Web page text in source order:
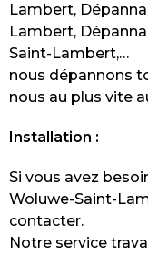
Lambert,
Lambert,
Saint-Lambert,…
nous dépannons
nous au plus vite
Installation :
Si vous avez
Woluwe-Saint-
contacter.
Notre service